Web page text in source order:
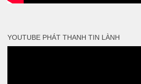
YOUTUBE PHÁT THANH TIN LÀNH